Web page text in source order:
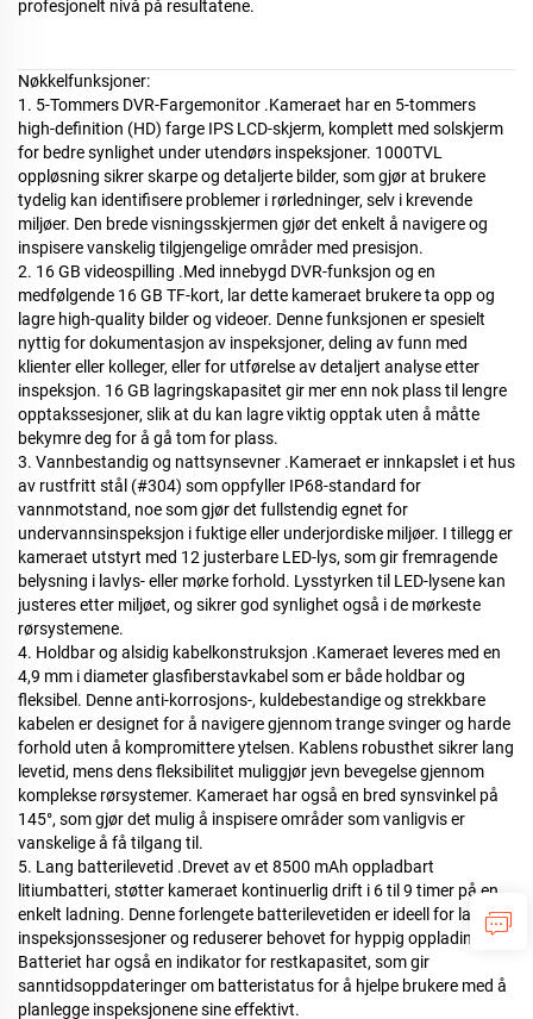
profesjonelt nivå på resultatene.
Nøkkelfunksjoner:
1. 5-Tommers DVR-Fargemonitor .Kameraet har en 5-tommers
high-definition (HD) farge IPS LCD-skjerm, komplett med solskjerm
for bedre synlighet under utendørs inspeksjoner. 1000TVL
oppløsning sikrer skarpe og detaljerte bilder, som gjør at brukere
tydelig kan identifisere problemer i rørledninger, selv i krevende
miljøer. Den brede visningsskjermen gjør det enkelt å navigere og
inspisere vanskelig tilgjengelige områder med presisjon.
2. 16 GB videospilling .Med innebygd DVR-funksjon og en
medfølgende 16 GB TF-kort, lar dette kameraet brukere ta opp og
lagre high-quality bilder og videoer. Denne funksjonen er spesielt
nyttig for dokumentasjon av inspeksjoner, deling av funn med
klienter eller kolleger, eller for utførelse av detaljert analyse etter
inspeksjon. 16 GB lagringskapasitet gir mer enn nok plass til lengre
opptakssesjoner, slik at du kan lagre viktig opptak uten å måtte
bekymre deg for å gå tom for plass.
3. Vannbestandig og nattsynsevner .Kameraet er innkapslet i et hus
av rustfritt stål (#304) som oppfyller IP68-standard for
vannmotstand, noe som gjør det fullstendig egnet for
undervannsinspeksjon i fuktige eller underjordiske miljøer. I tillegg er
kameraet utstyrt med 12 justerbare LED-lys, som gir fremragende
belysning i lavlys- eller mørke forhold. Lysstyrken til LED-lysene kan
justeres etter miljøet, og sikrer god synlighet også i de mørkeste
rørsystemene.
4. Holdbar og alsidig kabelkonstruksjon .Kameraet leveres med en
4,9 mm i diameter glasfiberstavkabel som er både holdbar og
fleksibel. Denne anti-korrosjons-, kuldebestandige og strekkbare
kabelen er designet for å navigere gjennom trange svinger og harde
forhold uten å kompromittere ytelsen. Kablens robusthet sikrer lang
levetid, mens dens fleksibilitet muliggjør jevn bevegelse gjennom
komplekse rørsystemer. Kameraet har også en bred synsvinkel på
145°, som gjør det mulig å inspisere områder som vanligvis er
vanskelige å få tilgang til.
5. Lang batterilevetid .Drevet av et 8500 mAh oppladbart
litiumbatteri, støtter kameraet kontinuerlig drift i 6 til 9 timer på en
enkelt ladning. Denne forlengete batterilevetiden er ideell for lange
inspeksjonssesjoner og reduserer behovet for hyppig opplading.
Batteriet har også en indikator for restkapasitet, som gir
sanntidsoppdateringer om batteristatus for å hjelpe brukere med å
planlegge inspeksjonene sine effektivt.